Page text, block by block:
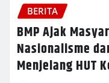
BERITA
BMP Ajak
Nasionalisme
Menjelang HUT